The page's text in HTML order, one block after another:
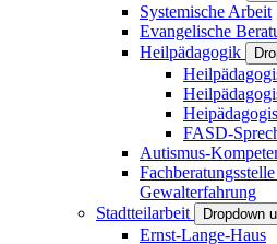
Systemische Arbeit
Evangelische
Heilpädagogik
FASD-
Autismus-
Gewalterfahrung
Stadtteilarbeit
Dropdown
Ernst-Lange-Haus